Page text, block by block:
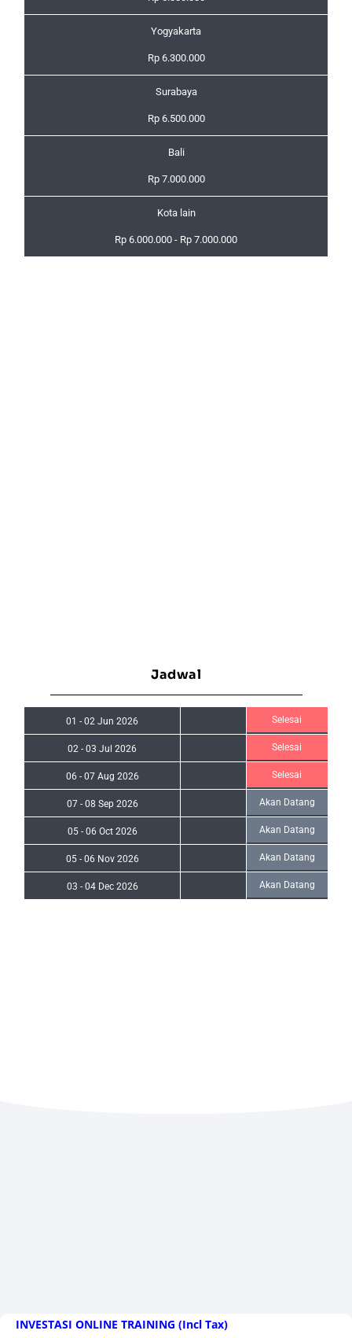
Yogyakarta
Rp 6.300.000
Surabaya
Rp 6.500.000
Bali
Rp 7.000.000
Kota lain
Rp 6.000.000 - Rp 7.000.000
Jadwal
01 -02 Jun 2026 Selesai
02 -03 Jul 2026 Selesai
06 - 07 Aug 2026 Selesai
07 - 08 Sep 2026 Akan Datang
05 - 06 Oct 2026 Akan Datang
05 - 06 Nov 2026 Akan Datang
03 - 04 Dec 2026 Akan Datang
INVESTASI ONLINE TRAINING (Incl Tax)